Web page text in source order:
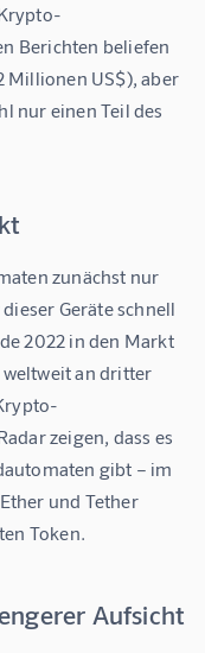
Berichten beliefen
Millionen US$), aber
nur einen Teil des
zunächst nur
Geräte schnell
2022 in den Markt
an dritter
zeigen, dass es
gibt – im
und Tether
Token.
Aufsicht